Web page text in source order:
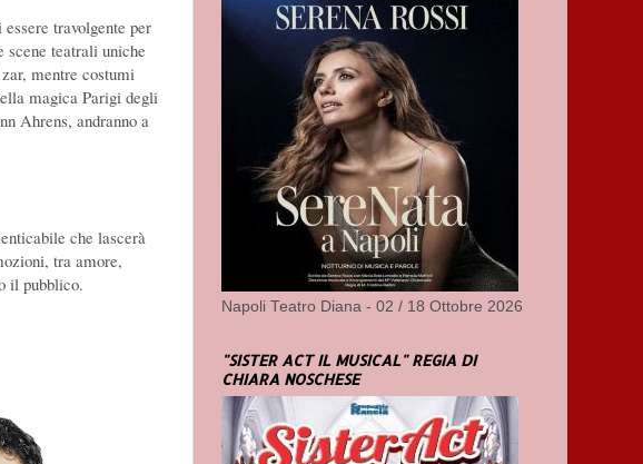
travolgente per
scene teatrali uniche
mentre costumi
magica Parigi degli
Ahrens, andranno a
che lascerà
tra amore,
il pubblico.
Napoli Teatro Diana - 02 / 18 Ottobre 2026
"SISTER ACT IL MUSICAL" REGIA DI
CHIARA NOSCHESE